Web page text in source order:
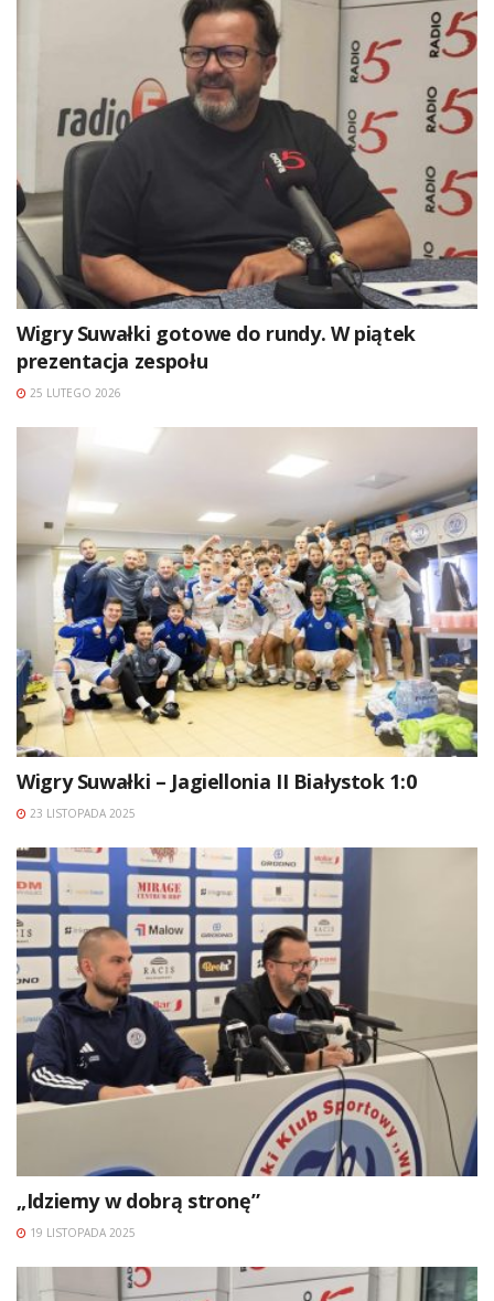
Wigry Suwałki gotowe do rundy. W piątek
prezentacja zespołu
25 LUTEGO 2026
Wigry Suwałki – Jagiellonia II Białystok 1:0
23 LISTOPADA 2025
„Idziemy w dobrą stronę”
19 LISTOPADA 2025